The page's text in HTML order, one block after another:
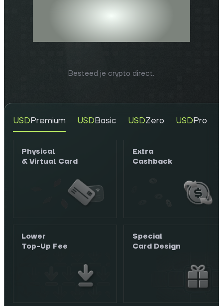
COZY CARD
Besteed je crypto direct.
USDPremium USDBasic USDZero USDPro
Physical
& Virtual Card
Extra
Cashback
Lower
Top-Up Fee
Special
Card Design